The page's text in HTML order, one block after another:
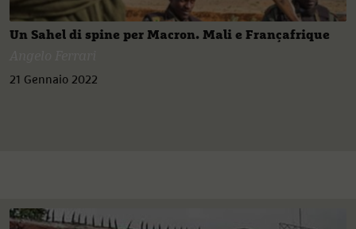
Un Sahel di spine per Macron. Mali e Françafrique
21 Gennaio 2022